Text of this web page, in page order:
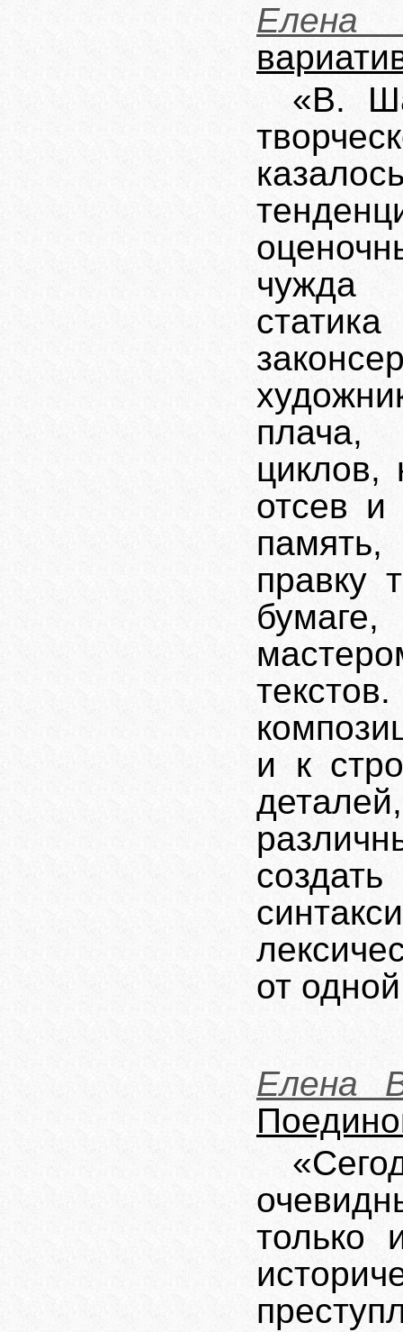
Елена
«В.
чужда
плача,
циклов,
отсев и
правку
и к
от
Елена
только